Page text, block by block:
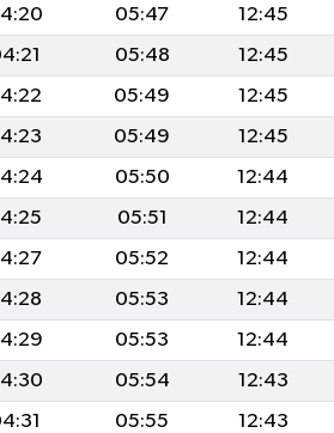
05:47 12:45
05:48 12:45
05:49 12:45
05:49 12:45
05:50 12:44
05:51 12:44
05:52 12:44
05:53 12:44
05:53 12:44
05:54 12:43
05:55 12:43